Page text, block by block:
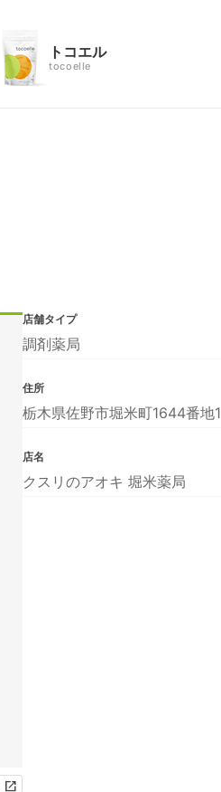
トコエル
tocoelle
店舗タイプ
調剤薬局
住所
栃木県佐野市堀米町1644番地1
店名
クスリのアオキ 堀米薬局